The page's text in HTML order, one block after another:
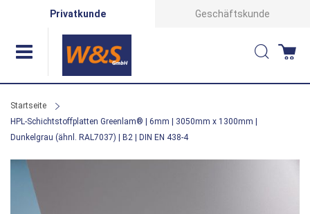
Privatkunde Geschäftskunde
Suche
Startseite
HPL-Schichtstoffplatten Greenlam® | 6mm | 3050mm x 1300mm |
Dunkelgrau (ähnl. RAL7037) | B2 | DIN EN 438-4
Zum
Ende